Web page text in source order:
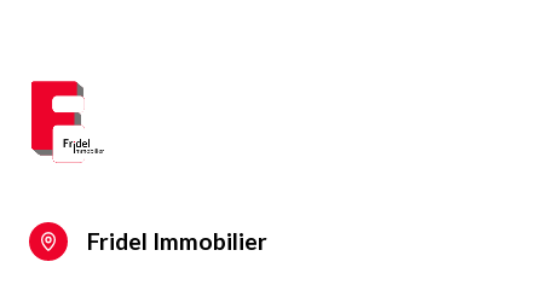
Fridel Immobilier